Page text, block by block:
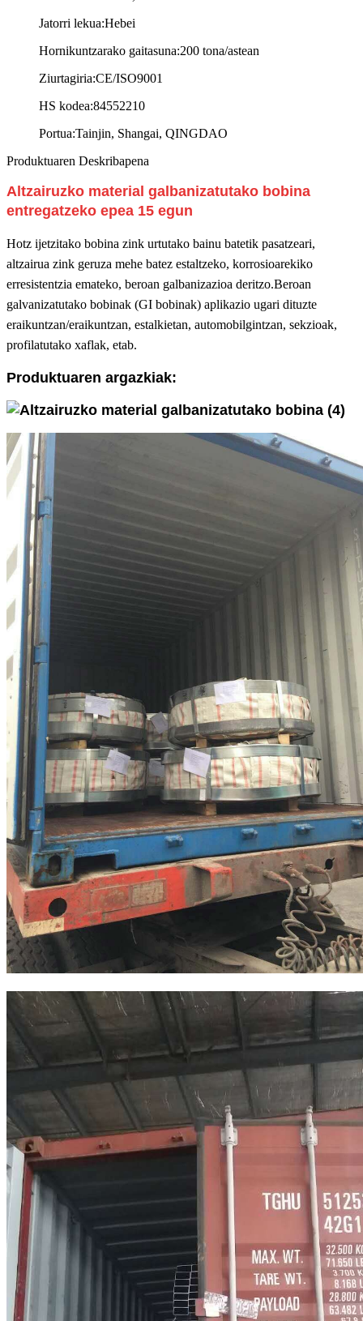
Jatorri lekua:Hebei
Hornikuntzarako gaitasuna:200 tona/astean
Ziurtagiria:CE/ISO9001
HS kodea:84552210
Portua:Tainjin, Shangai, QINGDAO
Produktuaren Deskribapena
Altzairuzko material galbanizatutako bobina
entregatzeko epea 15 egun
Hotz ijetzitako bobina zink urtutako bainu batetik pasatzeari,
altzairua zink geruza mehe batez estaltzeko, korrosioarekiko
erresistentzia emateko, beroan galbanizazioa deritzo.Beroan
galvanizatutako bobinak (GI bobinak) aplikazio ugari dituzte
eraikuntzan/eraikuntzan, estalkietan, automobilgintzan, sekzioak,
profilatutako xaflak, etab.
Produktuaren argazkiak: